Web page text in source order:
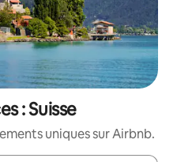
: Suisse
uniques sur Airbnb.